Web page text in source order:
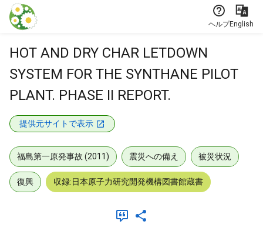
本文に飛ぶ
ヘルプEnglish
HOT AND DRY CHAR LETDOWN
SYSTEM FOR THE SYNTHANE PILOT
PLANT. PHASE II REPORT.
提供元サイトで表示
福島第一原発事故 (2011) 震災への備え 被災状況
復興 収録:日本原子力研究開発機構図書館蔵書